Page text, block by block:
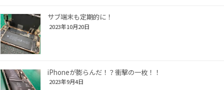
サブ端末も定期的に！
2023年10月20日
iPhoneが膨らんだ！？衝撃の一枚！！
2023年9月4日